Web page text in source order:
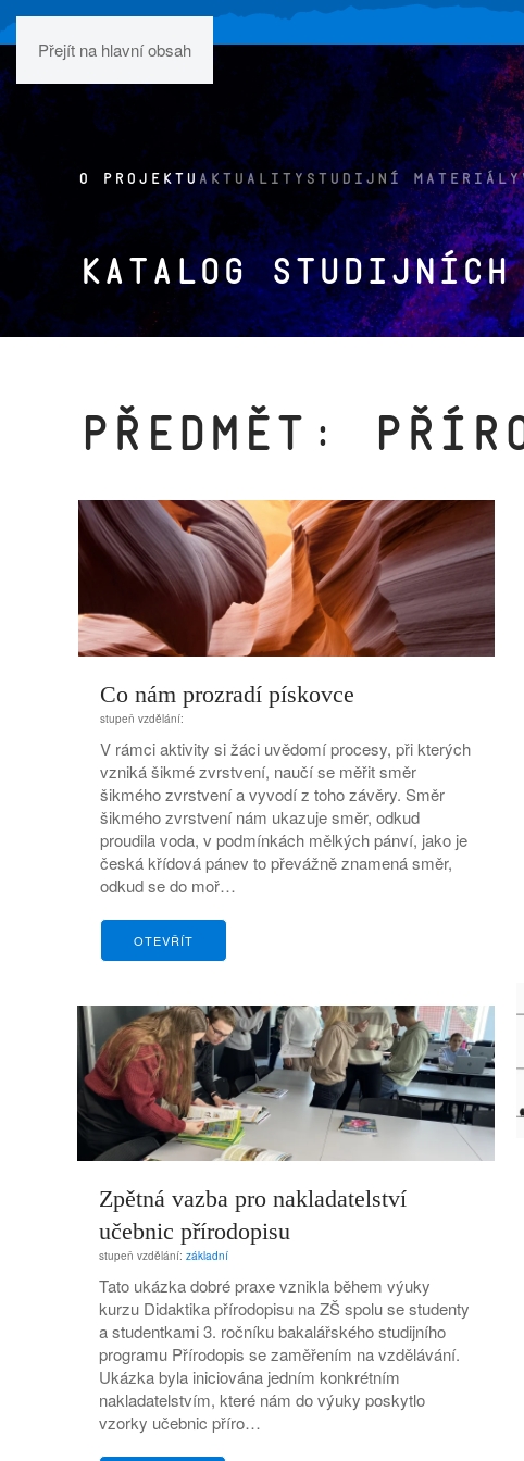
Přejít na hlavní obsah
O PROJEKTU AKTUALITYSTUDIJNÍ MATERIÁLY
Katalog studijních
Předmět:
Co nám prozradí pískovce
stupeň vzdělání:
V rámci aktivity si žáci uvědomí procesy, při kterých
vzniká šikmé zvrstvení, naučí se měřit směr
šikmého zvrstvení a vyvodí z toho závěry. Směr
šikmého zvrstvení nám ukazuje směr, odkud
proudila voda, v podmínkách mělkých pánví, jako je
česká křídová pánev to převážně znamená směr,
odkud se do moř…
OTEVŘÍT
Zpětná vazba pro nakladatelství
učebnic přírodopisu
stupeň vzdělání:základní
Tato ukázka dobré praxe vznikla během výuky
kurzu Didaktika přírodopisu na ZŠ spolu se studenty
a studentkami 3. ročníku bakalářského studijního
programu Přírodopis se zaměřením na vzdělávání.
Ukázka byla iniciována jedním konkrétním
nakladatelstvím, které nám do výuky poskytlo
vzorky učebnic příro…